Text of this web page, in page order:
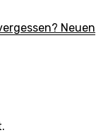
Neuen